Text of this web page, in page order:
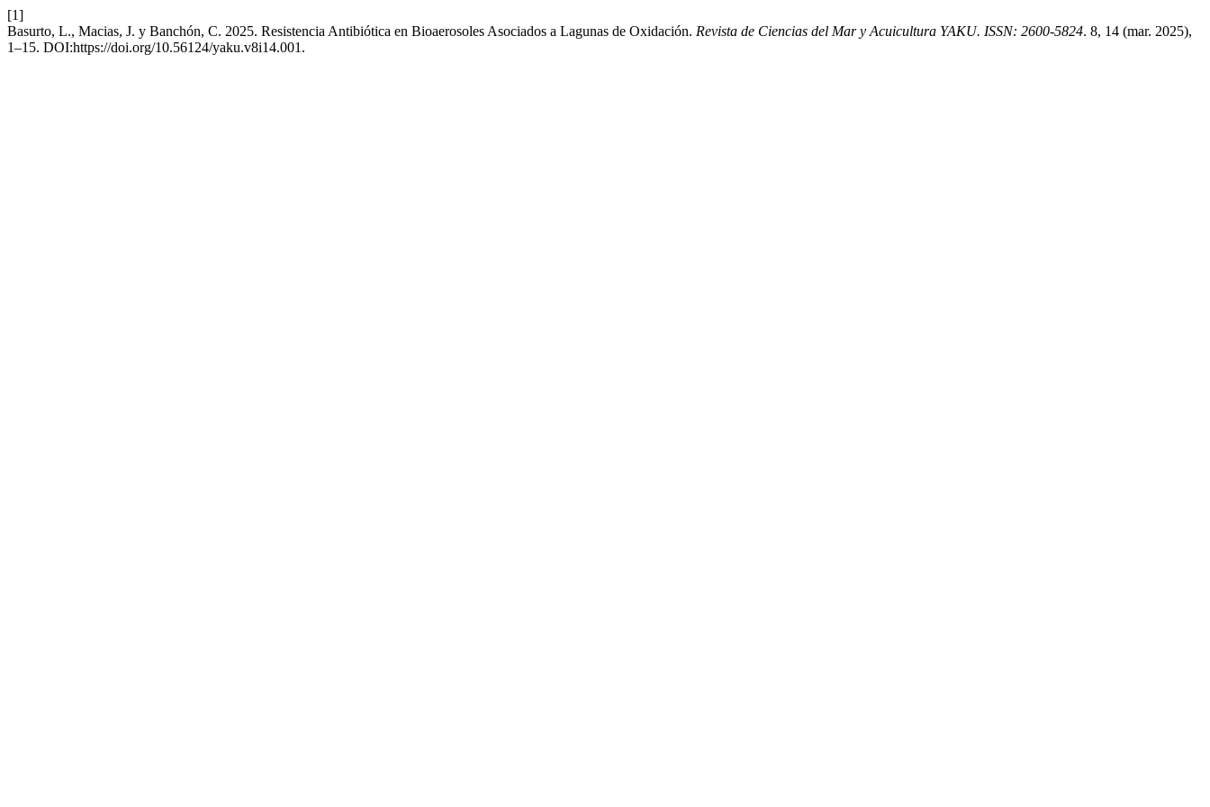
[1]
Basurto, L., Macias, J. y Banchón, C. 2025. Resistencia Antibiótica en Bioaerosoles Asociados a Lagunas de Oxidación. Revista de Ciencias del Mar y Acuicultura YAKU. ISSN: 2600-5824. 8, 14 (mar. 2025),
1–15. DOI:https://doi.org/10.56124/yaku.v8i14.001.